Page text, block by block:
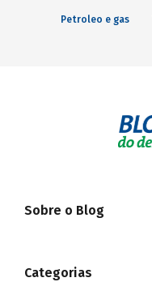
Petroleo e gas
Sobre o Blog
Categorias